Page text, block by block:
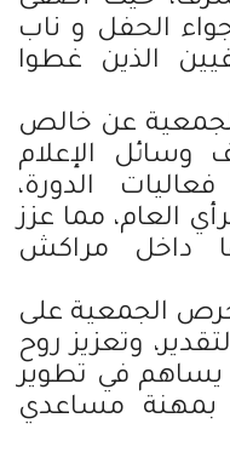
الحفل و ناب
الذين غطوا
عن خالص
وسائل الإعلام
الدورة،
العام، مما عزز
داخل مراكش
الجمعية على
وتعزيز روح
يساهم في تطوير
بمهنة مساعدي